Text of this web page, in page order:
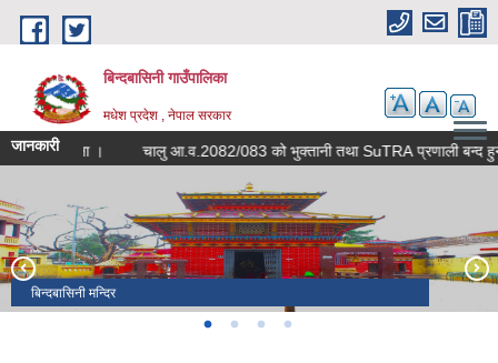
Skip to main content
बिन्दबासिनी गाउँपालिका
मधेश प्रदेश , नेपाल सरकार
जानकारी
सूचना । चालु आ.व.2082/083 को भुक्तानी तथा SuTRA
बिन्दबासिनी मन्दिर
निमिया माई मन्दिर
शपत ग्रहण
बिन्दबासिनी मन्दिर